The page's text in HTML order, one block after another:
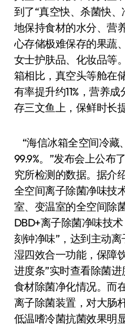
到了“真空快、杀菌快
地保持食材的水分、营
心存储极难保存的果蔬
女士护肤品、化妆品等
箱相比，真空头等舱在
有率提升约11%，营养
存三文鱼上，保鲜时长
“海信冰箱全空间冷藏
99.9%。”发布会上公布
究所检测的数据。据介
全空间离子除菌净味技
室、变温室的全空间除
DBD+离子除菌净味技
刻钟净味”，达到主动
湿四效合一功能，保障
进度条”实时查看除菌
食材除菌净化情况。而
离子除菌装置，对大肠
低温嗜冷菌抗菌效果明